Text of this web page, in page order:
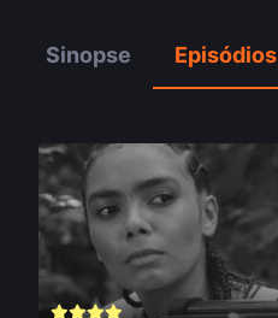
Sinopse Episódios